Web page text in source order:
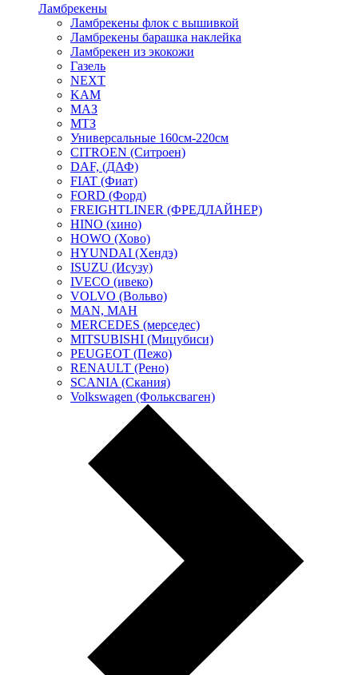
Ламбрекены
Ламбрекены флок с вышивкой
Ламбрекены барашка наклейка
Ламбрекен из экокожи
Газель
NEXT
KAM
МАЗ
МТЗ
Универсальные 160см-220см
CITROEN (Ситроен)
DAF, (ДАФ)
FIAT (Фиат)
FORD (Форд)
FREIGHTLINER (ФРЕДЛАЙНЕР)
HINO (хино)
HOWO (Хово)
HYUNDAI (Хендэ)
ISUZU (Исузу)
IVECO (ивеко)
VOLVO (Вольво)
MAN, МАН
MERCEDES (мерседес)
MITSUBISHI (Мицубиси)
PEUGEOT (Пежо)
RENAULT (Рено)
SCANIA (Скания)
Volkswagen (Фольксваген)